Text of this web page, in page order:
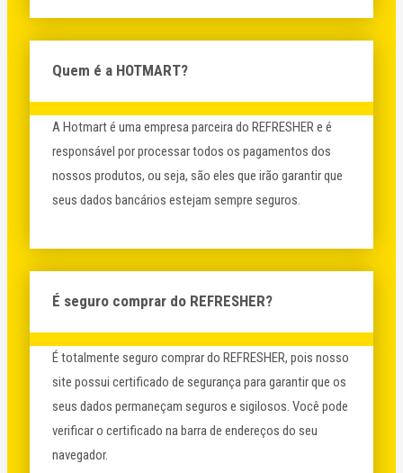
Quem é a HOTMART?
A Hotmart é uma empresa parceira do REFRESHER e é
responsável por processar todos os pagamentos dos
nossos produtos, ou seja, são eles que irão garantir que
seus dados bancários estejam sempre seguros.
É seguro comprar do REFRESHER?
É totalmente seguro comprar do REFRESHER, pois nosso
site possui certificado de segurança para garantir que os
seus dados permaneçam seguros e sigilosos. Você pode
verificar o certificado na barra de endereços do seu
navegador.